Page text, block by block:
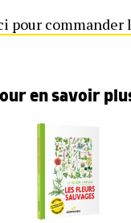
pour commander
en savoir